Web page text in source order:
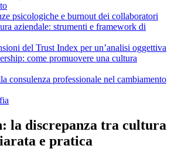
psicologiche e burnout dei collaboratori
aziendale: strumenti e framework di
del Trust Index per un’analisi oggettiva
come promuovere una cultura
consulenza professionale nel cambiamento
la discrepanza tra cultura
e pratica